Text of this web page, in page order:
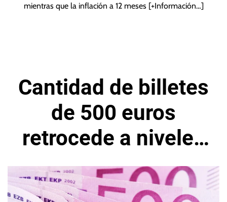
mientras que la inflación a 12 meses [+Información…]
Cantidad de billetes
de 500 euros
retrocede a niveles
históricos, con 10,8
millones